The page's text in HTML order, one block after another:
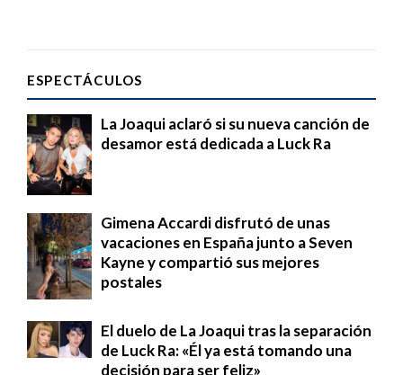
ESPECTÁCULOS
La Joaqui aclaró si su nueva canción de
desamor está dedicada a Luck Ra
Gimena Accardi disfrutó de unas
vacaciones en España junto a Seven
Kayne y compartió sus mejores
postales
El duelo de La Joaqui tras la separación
de Luck Ra: «Él ya está tomando una
decisión para ser feliz»